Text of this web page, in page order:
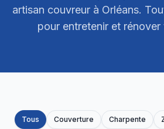
artisan couvreur à Orléans.
pour entretenir et
Tous Couverture Charpente